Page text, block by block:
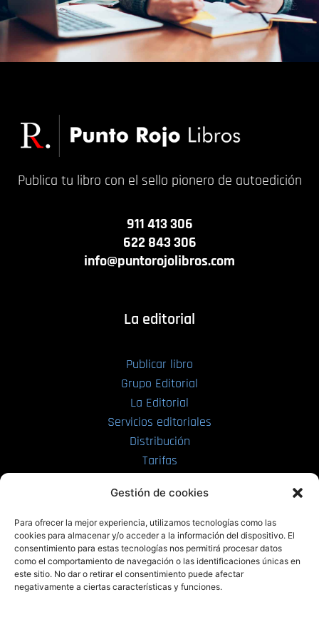
Gestión de cookies
Para ofrecer la mejor experiencia, utilizamos tecnologías como las
cookies para almacenar y/o acceder a la información del dispositivo. El
consentimiento para estas tecnologías nos permitirá procesar datos
como el comportamiento de navegación o las identificaciones únicas en
este sitio. No dar o retirar el consentimiento puede afectar
negativamente a ciertas características y funciones.
Publica tu libro con el sello pionero de autoedición
911 413 306
622 843 306
info@puntorojolibros.com
La editorial
Publicar libro
Grupo Editorial
La Editorial
Servicios editoriales
Distribución
Tarifas
PRL | Films
PRL | Play
PRL | LAB